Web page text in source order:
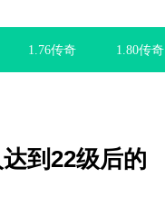
1.76传奇 1.80传奇
到22级后的